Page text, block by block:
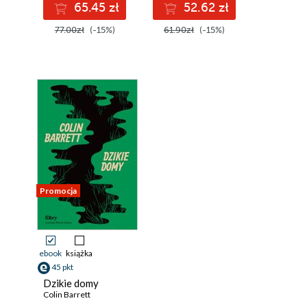
65.45 zł
77.00zł (-15%)
52.62 zł
61.90zł (-15%)
Promocja
ebook książka
45 pkt
Dzikie domy
Colin Barrett